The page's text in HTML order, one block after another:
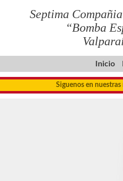
Septima
“Bomba
Inicio
Siguenos en